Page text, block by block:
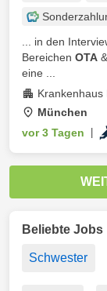
... in den
Bereichen OTA
eine ...
Krankenhaus
München
vor 3 Tagen
Beliebte Jobs
Schwester